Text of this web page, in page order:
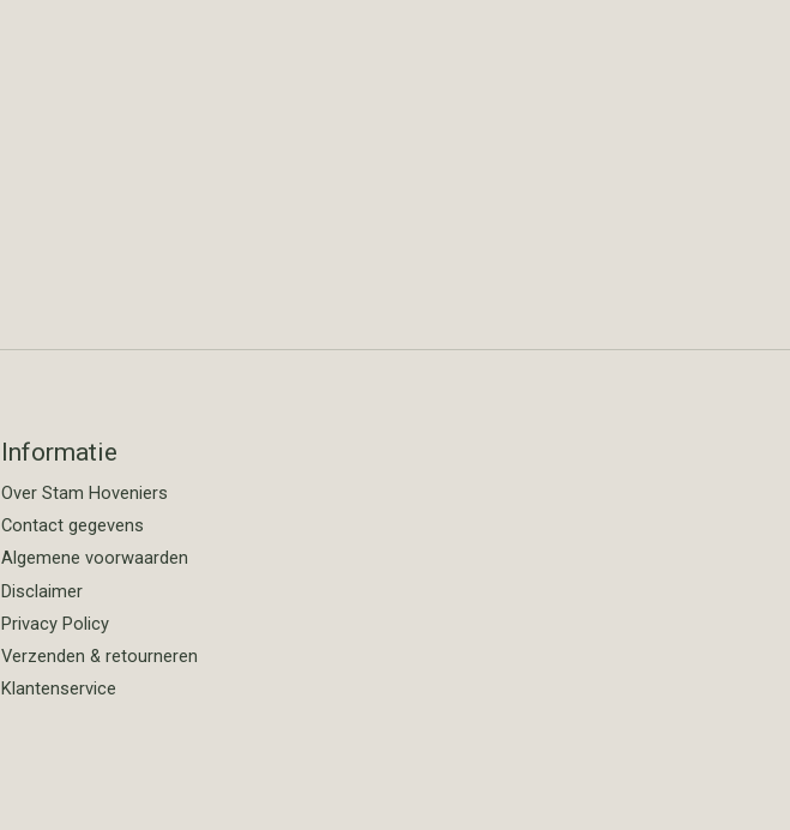
Informatie
Over Stam Hoveniers
Contact gegevens
Algemene voorwaarden
Disclaimer
Privacy Policy
Verzenden & retourneren
Klantenservice